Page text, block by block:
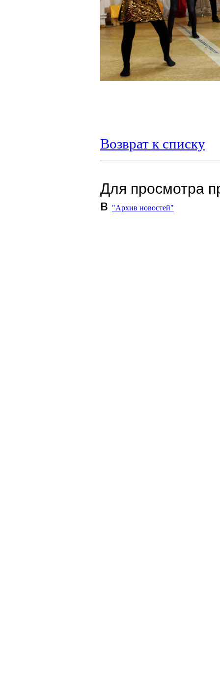
Возврат к списку
Для просмотра
в "Архив новостей"